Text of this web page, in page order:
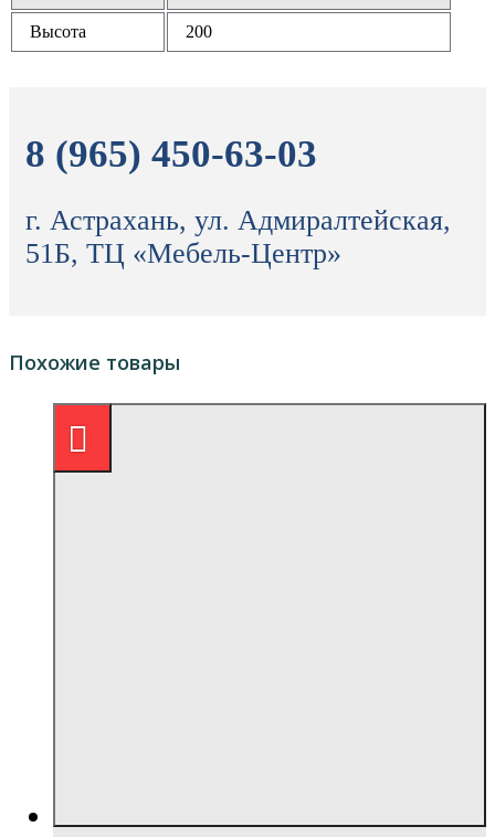
Высота 200
8 (965) 450-63-03
г. Астрахань, ул. Адмиралтейская,
51Б, ТЦ «Мебель-Центр»
Похожие товары